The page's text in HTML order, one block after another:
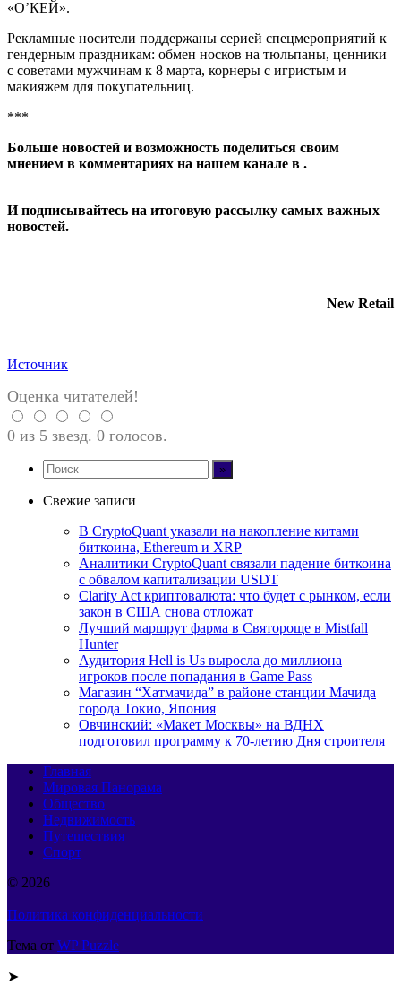
«О’КЕЙ».
Рекламные носители поддержаны серией спецмероприятий к
гендерным праздникам: обмен носков на тюльпаны, ценники
с советами мужчинам к 8 марта, корнеры с игристым и
макияжем для покупательниц.
***
Больше новостей и возможность поделиться своим
мнением в комментариях на нашем канале в .
Иподписывайтесь на итоговую рассылку самых важных
новостей.
New Retail
Источник
Оценка читателей!
0 из 5 звезд. 0 голосов.
Свежие записи
В CryptoQuant указали на накопление китами
биткоина, Ethereum и XRP
Аналитики CryptoQuant связали падение биткоина
с обвалом капитализации USDT
Clarity Act криптовалюта: что будет с рынком, если
закон в США снова отложат
Лучший маршрут фарма в Святороще в Mistfall
Hunter
Аудитория Hell is Us выросла до миллиона
игроков после попадания в Game Pass
Магазин “Хатмачида” в районе станции Мачида
города Токио, Япония
Овчинский: «Макет Москвы» на ВДНХ
подготовил программу к 70-летию Дня строителя
Главная
Мировая Панорама
Общество
Недвижимость
Путешествия
Спорт
© 2026
Политика конфиденциальности
Тема от WP Puzzle
➤